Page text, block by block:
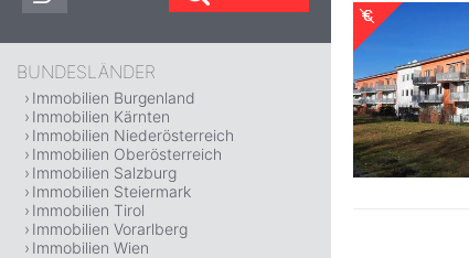
BUNDESLÄNDER
Immobilien Burgenland
Immobilien Kärnten
Immobilien Niederösterreich
Immobilien Oberösterreich
Immobilien Salzburg
Immobilien Steiermark
Immobilien Tirol
Immobilien Vorarlberg
Immobilien Wien